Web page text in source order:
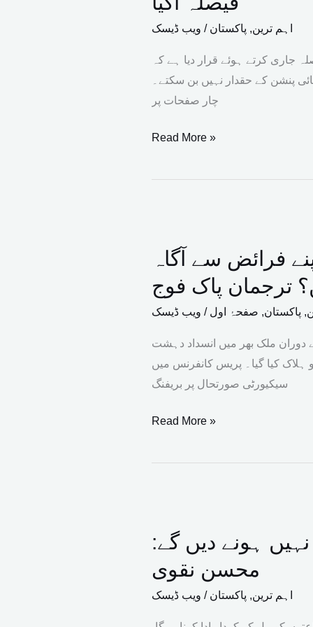
اہم ترین, پاکستان / ویب ڈیسک
جاری کرتے ہوئے قرار دیا ہے کہ
پنشن کے حقدار نہیں بن سکتے۔
چار صفحات پر
کی
پنشن
کا
حقدار
کون؟
کورٹ
فیصلہ
Read More »
فرائض سے آگاہ
ترجمان پاک فوج
, پاکستان, صفحۂ اول / ویب ڈیسک
دوران ملک بھر میں انسداد دہشت
آپریشنز کیے گئے، جن میں 2 ہزار 84 دہشت گردوں کو ہلاک کیا گیا۔ پریس کانفرنس میں
سیکیورٹی صورتحال پر بریفنگ
حقوق
بات
کرتی
ہیں
کیا
اپنے
سے
پاک
Read More »
ہونے دیں گے:
محسن نقوی
اہم ترین, پاکستان / ویب ڈیسک
واضح
چکے
وہ
جمہوری